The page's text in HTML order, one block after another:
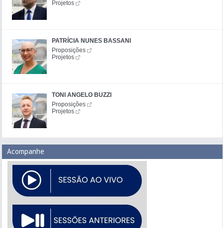
Projetos
PATRÍCIA NUNES BASSANI
Proposições
Projetos
TONI ANGELO BUZZI
Proposições
Projetos
Acompanhe